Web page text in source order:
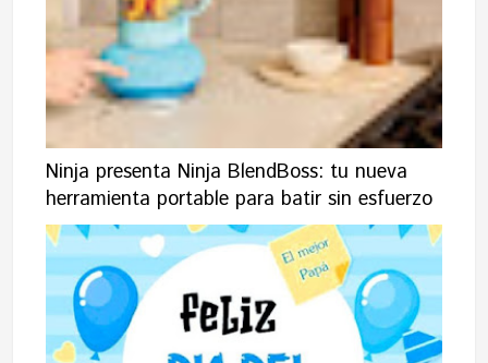
Ninja presenta Ninja BlendBoss: tu nueva
herramienta portable para batir sin esfuerzo